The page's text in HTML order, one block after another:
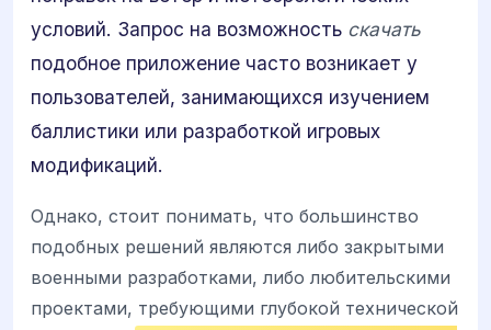
условий. Запрос на возможность скачать
подобное приложение часто возникает у
пользователей, занимающихся изучением
баллистики или разработкой игровых
модификаций.
Однако, стоит понимать, что большинство
подобных решений являются либо закрытыми
военными разработками, либо любительскими
проектами, требующими глубокой технической